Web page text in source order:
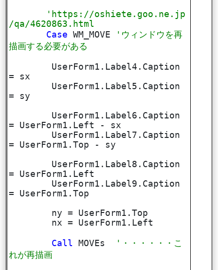
'https://oshiete.goo.ne.jp
/qa/4620863.html
Case WM_MOVE
'ウィンドウを再
描画する必要がある
UserForm1.Label4.Caption
= sx
UserForm1.Label5.Caption
= sy
UserForm1.Label6.Caption
= UserForm1.Left - sx
UserForm1.Label7.Caption
= UserForm1.Top - sy
UserForm1.Label8.Caption
= UserForm1.Left
UserForm1.Label9.Caption
= UserForm1.Top
ny = UserForm1.Top
nx = UserForm1.Left
Call MOVEs
'・・・・・・こ
れが再描画